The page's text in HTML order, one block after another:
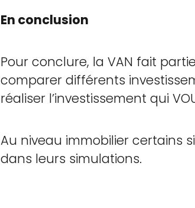
En conclusion
Pour conclure, la VAN fait
comparer différents
réaliser l’investissement qui
Au niveau immobilier certains
dans leurs simulations.